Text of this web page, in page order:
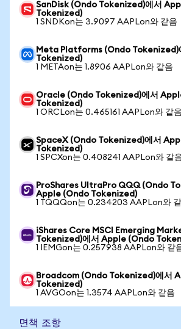
SanDisk (Ondo Tokenized)에서
Tokenized)
1 SNDKon는 3.9097 AAPLon와 같음
Meta Platforms (Ondo Tokenized)
Tokenized)
1 METAon는 1.8906 AAPLon와 같음
Oracle (Ondo Tokenized)에서
Tokenized)
1 ORCLon는 0.465161 AAPLon와 같음
SpaceX (Ondo Tokenized)에서
Tokenized)
1 SPCXon는 0.408241 AAPLon와 같
ProShares UltraPro QQQ (Ondo
Apple (Ondo Tokenized)
1 TQQQon는 0.234203 AAPLon와
iShares Core MSCI Emerging
Tokenized)에서 Apple (Ondo
1 IEMGon는 0.257938 AAPLon와 같
Broadcom (Ondo Tokenized)에서
Tokenized)
1 AVGOon는 1.3574 AAPLon와 같음
면책 조항